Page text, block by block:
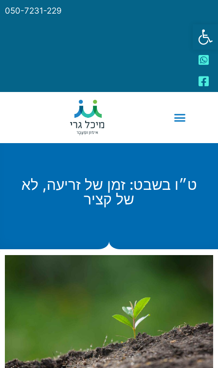
פתח סרגל נגישות
050-7231-229
ט״ו בשבט: זמן של זריעה, לא
של קציר